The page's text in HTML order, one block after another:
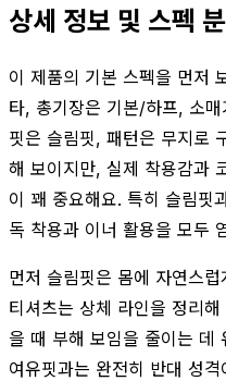
상세 정보 및 스펙
이 제품의 기본 스펙을 먼저
타, 총기장은 기본/하프, 소
핏은 슬림핏, 패턴은 무지로
해 보이지만, 실제 착용감과
이 꽤 중요해요. 특히 슬림핏
독 착용과 이너 활용을 모두
먼저 슬림핏은 몸에 자연스
티셔츠는 상체 라인을 정리
을 때 부해 보임을 줄이는 데
여유핏과는 완전히 반대 성